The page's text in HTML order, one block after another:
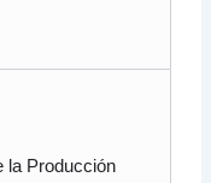
la Producción